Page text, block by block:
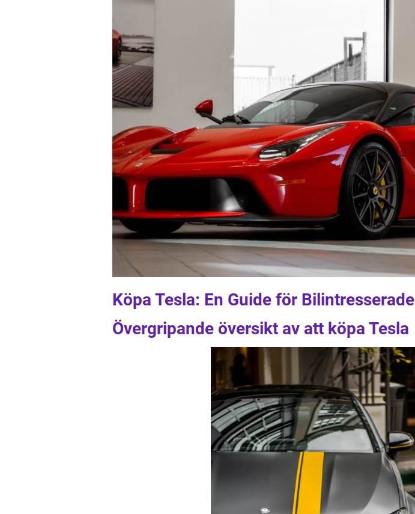
Köpa Tesla: En Guide för Bilintresserade
Övergripande översikt av att köpa Tesla